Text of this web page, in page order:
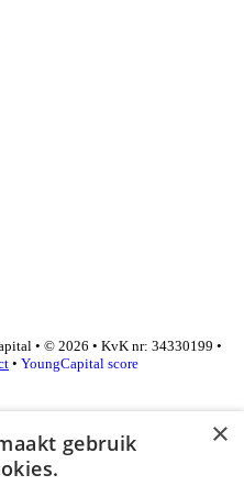
• © 2026 • KvK nr: 34330199 •
• YoungCapital score
×
gebruik